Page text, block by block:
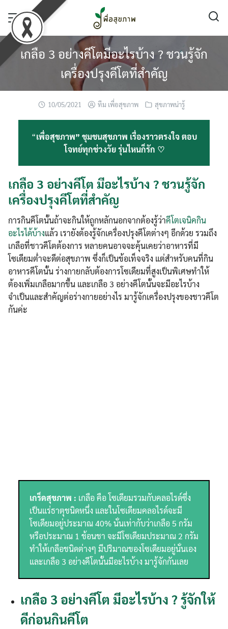
content
เกลือ 3 อย่างคีโตมีอะไรบ้าง ? ชวนรู้จัก
เครื่องปรุงคีโตที่สำคัญ
10/05/2021 ทีม เพื่อสุขภาพ สุขภาพน่ารู้
“เพื่อสุขภาพ” ชุมชนสุขภาพ เรื่องราวตรงใจ ตอบ
โจทย์ทุกช่วงวัย รุ่นไหนก็รัก ♡
เกลือ 3 อย่างคีโต มีอะไรบ้าง ? ชวนรู้จัก
เครื่องปรุงคีโตที่สำคัญ
การกินคีโตนั้นถ้าจะกินให้ถูกหลักนอกจากต้องรู้ว่าคีโตเจนิคกิน
อะไรได้บ้างแล้ว เรายังต้องรู้จักเครื่องปรุงคีโตต่างๆ อีกด้วย รวมถึง
เกลือที่ชาวคีโตต้องการ หลายคนอาจจะคุ้นเคยว่าอาหารที่มี
โซเดียมต่ำจะดีต่อสุขภาพ ซึ่งก็เป็นข้อเท็จจริง แต่สำหรับคนที่กิน
อาหารคีโตนั้น ร่างกายกลับต้องการโซเดียมที่สูงเป็นพิเศษทำให้
ต้องเพิ่มเกลือมากขึ้น และเกลือ 3 อย่างคีโตนั้นจะมีอะไรบ้าง
จำเป็นและสำคัญต่อร่างกายอย่างไร มารู้จักเครื่องปรุงของชาวคีโต
กันค่ะ
เกร็ดสุขภาพ : เกลือ คือ โซเดียมรวมกับคลอไรด์ซึ่ง
เป็นแร่ธาตุชนิดหนึ่ง และในโซเดียมคลอไรด์จะมี
โซเดียมอยู่ประมาณ 40% นั่นเท่ากับว่าเกลือ 5 กรัม
หรือประมาณ 1 ช้อนชา จะมีโซเดียมประมาณ 2 กรัม
ทำให้เกลือชนิดต่างๆ มีปริมาณของโซเดียมอยู่นั่นเอง
และเกลือ 3 อย่างคีโตนั้นมีอะไรบ้าง มารู้จักกันเลย
เกลือ 3 อย่างคีโต มีอะไรบ้าง ? รู้จักให้
ดีก่อนกินคีโต